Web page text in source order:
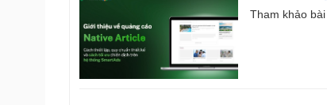
Tham khảo